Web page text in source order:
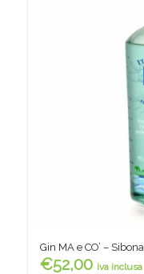
Gin MA e CO’ – Sibona
€52,00 iva inclusa